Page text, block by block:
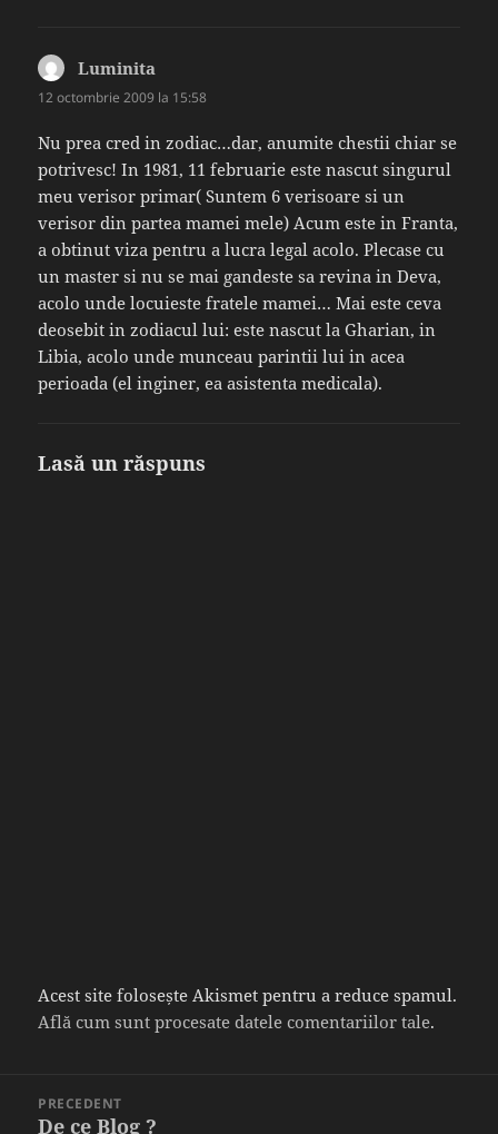
Luminita
12 octombrie 2009 la 15:58
Nu prea cred in zodiac…dar, anumite chestii chiar se
potrivesc! In 1981, 11 februarie este nascut singurul
meu verisor primar( Suntem 6 verisoare si un
verisor din partea mamei mele) Acum este in Franta,
a obtinut viza pentru a lucra legal acolo. Plecase cu
un master si nu se mai gandeste sa revina in Deva,
acolo unde locuieste fratele mamei… Mai este ceva
deosebit in zodiacul lui: este nascut la Gharian, in
Libia, acolo unde munceau parintii lui in acea
perioada (el inginer, ea asistenta medicala).
Lasă un răspuns
Acest site folosește Akismet pentru a reduce spamul.
Află cum sunt procesate datele comentariilor tale.
PRECEDENT
Articolul
De ce Blog ?